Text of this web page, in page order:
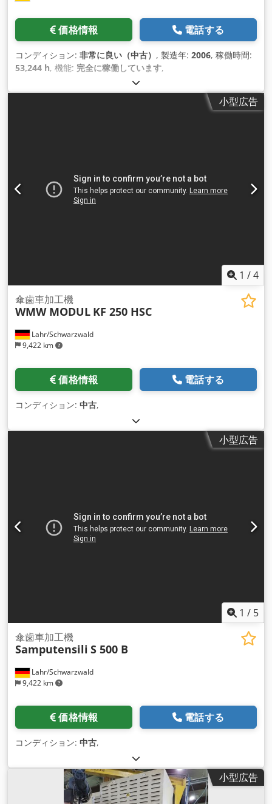
価格情報 電話する
コンディション: 非常に良い（中古） , 製造年: 2006, 稼働時間:
53,244 h, 機能: 完全に稼働しています,
小型広告
1 /4
Lahr/Schwarzwald
9,422 km
傘歯車加工機
WMW MODUL KF 250 HSC
価格情報 電話する
コンディション: 中古,
小型広告
1 / 5
Lahr/Schwarzwald
9,422 km
傘歯車加工機
Samputensili S 500 B
価格情報 電話する
コンディション: 中古,
小型広告